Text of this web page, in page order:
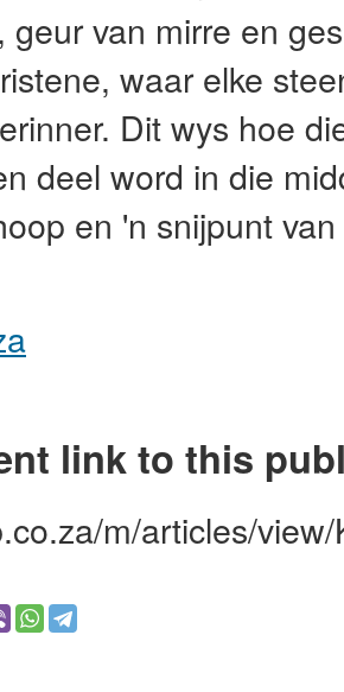
geur van mirre en
waar elke
Dit wys hoe
deel word in die
en 'n snijpunt
link to this
m/articles/